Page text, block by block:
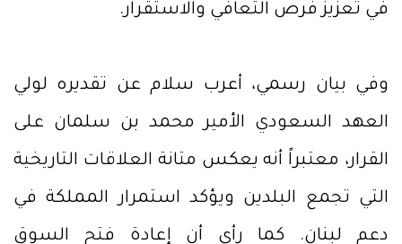
في تعزيز فرص التعافي والاستقرار.
وفي بيان رسمي، أعرب سلام عن تقديره لولي
العهد السعودي الأمير محمد بن سلمان على
القرار، معتبراً أنه يعكس متانة العلاقات التاريخية
التي تجمع البلدين ويؤكد استمرار المملكة في
دعم لبنان. كما رأى أن إعادة فتح السوق